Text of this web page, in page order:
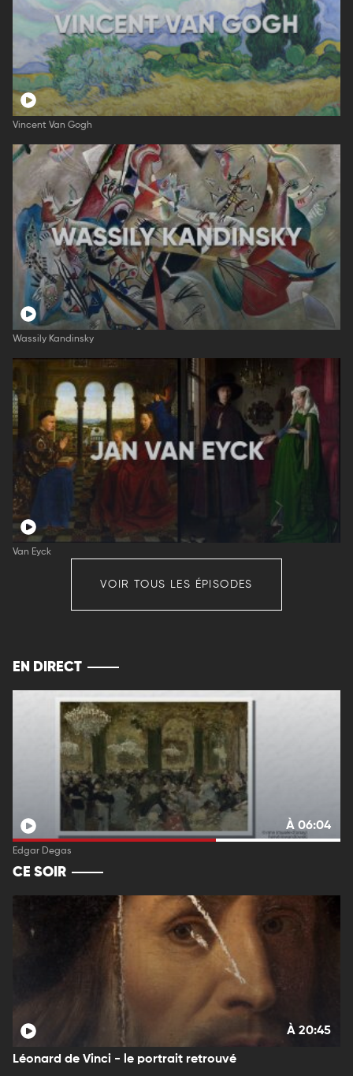
Vincent Van Gogh
Wassily Kandinsky
Van Eyck
VOIR TOUS LES ÉPISODES
EN DIRECT
À 06:04
Edgar Degas
CE SOIR
À 20:45
Léonard de Vinci - le portrait retrouvé